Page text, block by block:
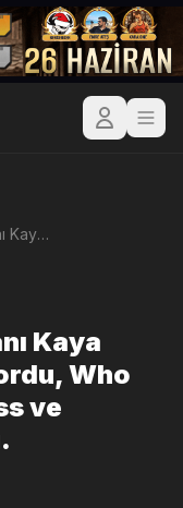
Metin2 Maymun zindanı Kaya Maymunu, Maymun Lordu, Who Anıtı, Su Anıtı Gibi boss ve anıtların koordinatları.
Kaya
Who
ve